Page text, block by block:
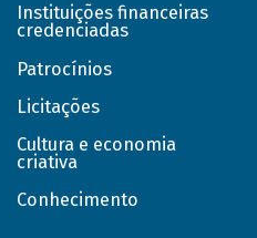
Instituições financeiras
credenciadas
Patrocínios
Licitações
Cultura e economia
criativa
Conhecimento